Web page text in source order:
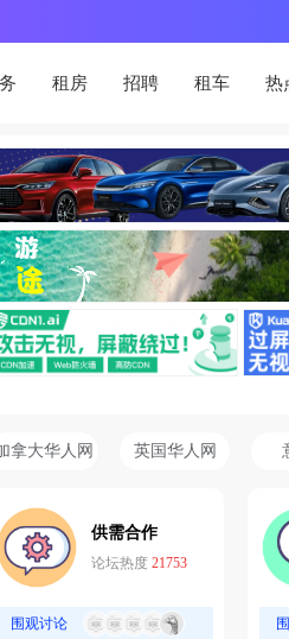
租房 招聘 租车 热
拿大华人网 英国华人网
供需合作
论坛热度 21753
围观讨论